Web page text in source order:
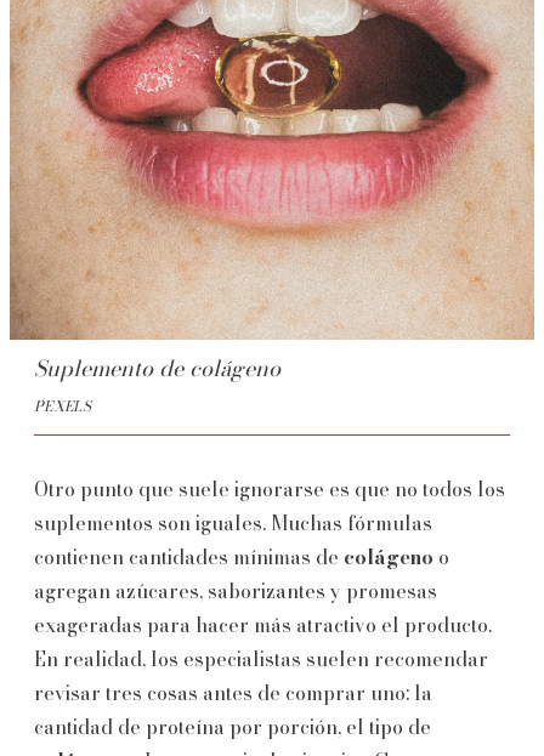
Suplemento de colágeno
PEXELS
Otro punto que suele ignorarse es que no todos los
suplementos son iguales. Muchas fórmulas
contienen cantidades mínimas de colágeno o
agregan azúcares, saborizantes y promesas
exageradas para hacer más atractivo el producto.
En realidad, los especialistas suelen recomendar
revisar tres cosas antes de comprar uno: la
cantidad de proteína por porción, el tipo de